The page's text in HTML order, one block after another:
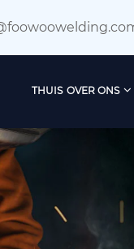
THUIS OVER ONS